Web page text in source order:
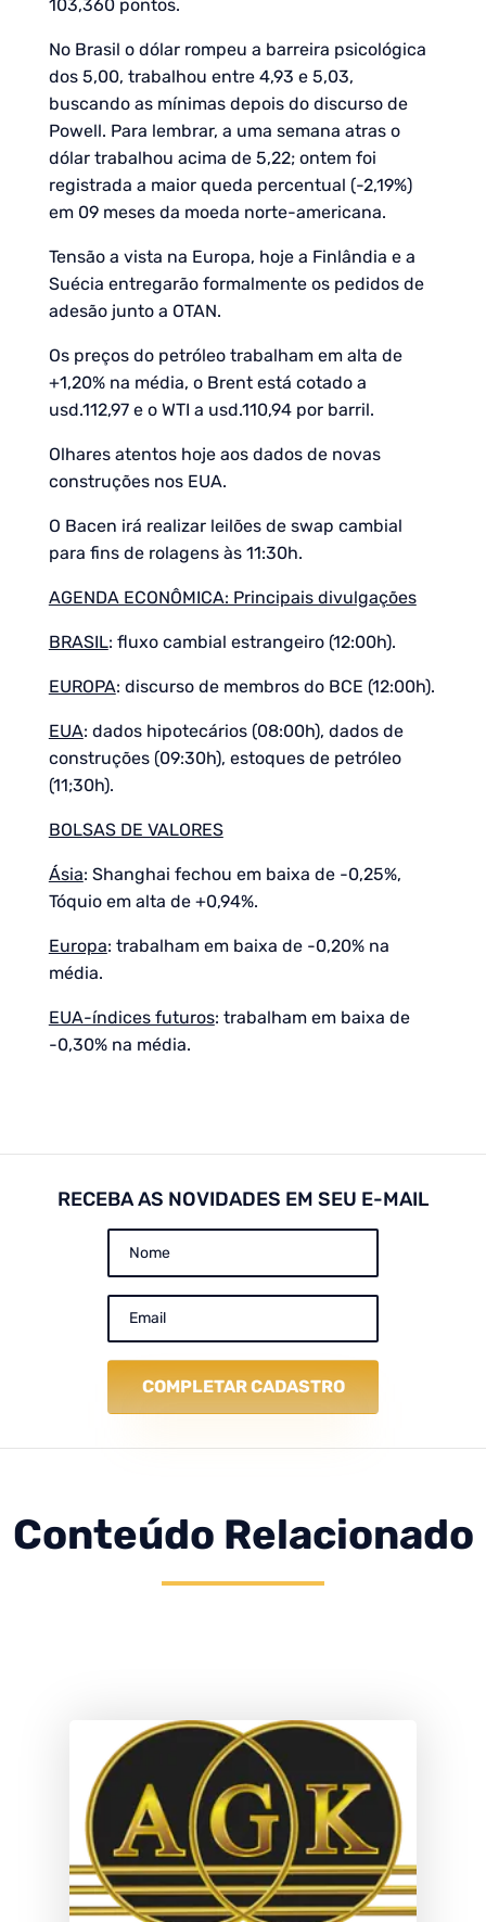
103,360 pontos.
No Brasil o dólar rompeu a barreira psicológica
dos 5,00, trabalhou entre 4,93 e 5,03,
buscando as mínimas depois do discurso de
Powell. Para lembrar, a uma semana atras o
dólar trabalhou acima de 5,22; ontem foi
registrada a maior queda percentual (-2,19%)
em 09 meses da moeda norte-americana.
Tensão a vista na Europa, hoje a Finlândia e a
Suécia entregarão formalmente os pedidos de
adesão junto a OTAN.
Os preços do petróleo trabalham em alta de
+1,20% na média, o Brent está cotado a
usd.112,97 e o WTI a usd.110,94 por barril.
Olhares atentos hoje aos dados de novas
construções nos EUA.
O Bacen irá realizar leilões de swap cambial
para fins de rolagens às 11:30h.
AGENDA ECONÔMICA: Principais divulgações
BRASIL: fluxo cambial estrangeiro (12:00h).
EUROPA: discurso de membros do BCE (12:00h).
EUA: dados hipotecários (08:00h), dados de
construções (09:30h), estoques de petróleo
(11;30h).
BOLSAS DE VALORES
Ásia: Shanghai fechou em baixa de -0,25%,
Tóquio em alta de +0,94%.
Europa: trabalham em baixa de -0,20% na
média.
EUA-índices futuros: trabalham em baixa de
-0,30% na média.
RECEBA AS NOVIDADES EM SEU E-MAIL
COMPLETAR CADASTRO
Conteúdo Relacionado